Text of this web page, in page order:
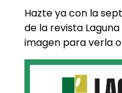
Hazte ya con la
de la revista
imagen para verla